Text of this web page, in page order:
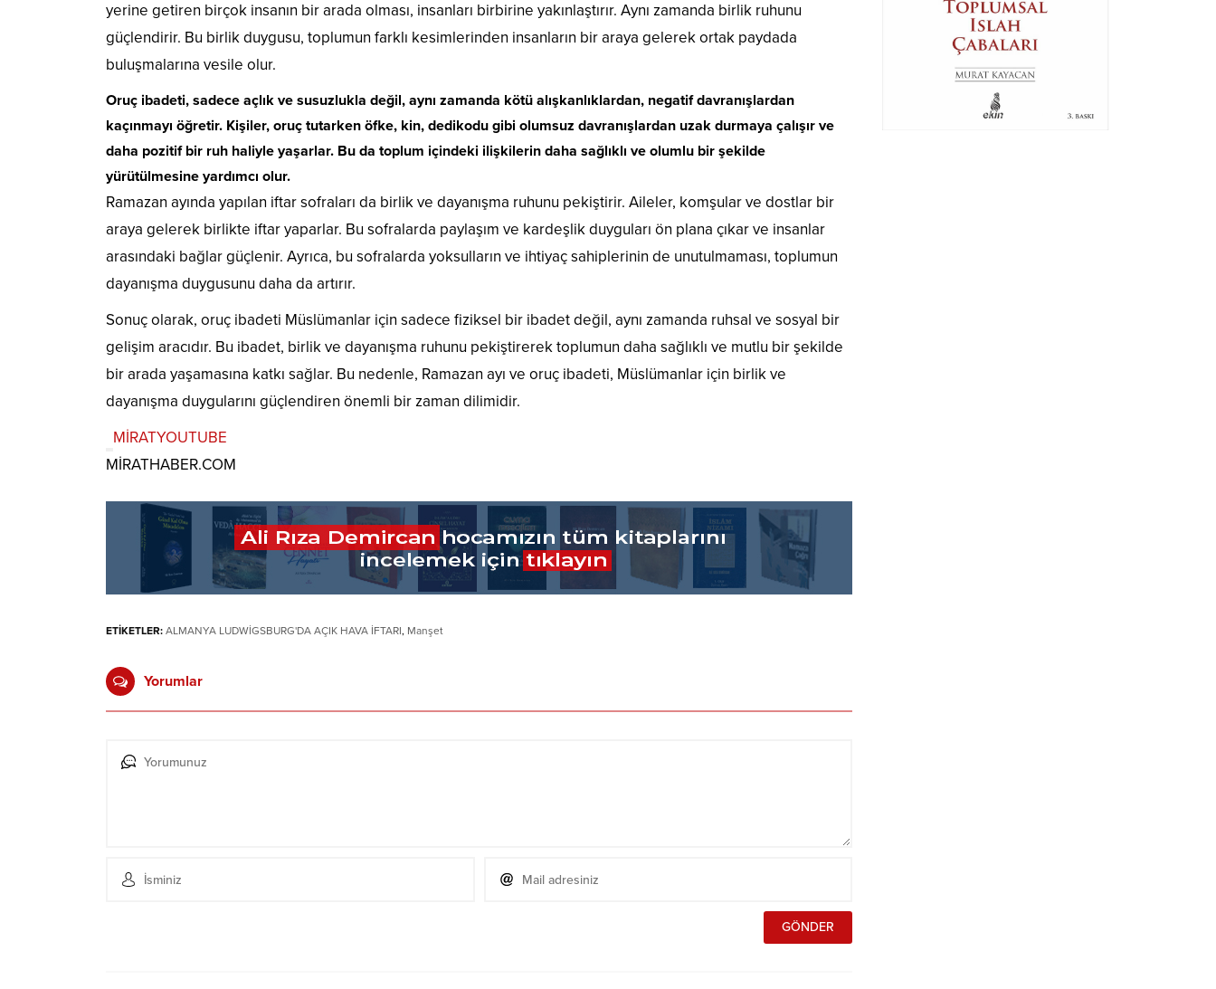
yerine getiren birçok insanın bir arada olması, insanları birbirine yakınlaştırır. Aynı zamanda birlik ruhunu
güçlendirir. Bu birlik duygusu, toplumun farklı kesimlerinden insanların bir araya gelerek ortak paydada
buluşmalarına vesile olur.
Oruç ibadeti, sadece açlık ve susuzlukla değil, aynı zamanda kötü alışkanlıklardan, negatif davranışlardan
kaçınmayı öğretir. Kişiler, oruç tutarken öfke, kin, dedikodu gibi olumsuz davranışlardan uzak durmaya çalışır ve
daha pozitif bir ruh haliyle yaşarlar. Bu da toplum içindeki ilişkilerin daha sağlıklı ve olumlu bir şekilde
yürütülmesine yardımcı olur.
Ramazan ayında yapılan iftar sofraları da birlik ve dayanışma ruhunu pekiştirir. Aileler, komşular ve dostlar bir
araya gelerek birlikte iftar yaparlar. Bu sofralarda paylaşım ve kardeşlik duyguları ön plana çıkar ve insanlar
arasındaki bağlar güçlenir. Ayrıca, bu sofralarda yoksulların ve ihtiyaç sahiplerinin de unutulmaması, toplumun
dayanışma duygusunu daha da artırır.
Sonuç olarak, oruç ibadeti Müslümanlar için sadece fiziksel bir ibadet değil, aynı zamanda ruhsal ve sosyal bir
gelişim aracıdır. Bu ibadet, birlik ve dayanışma ruhunu pekiştirerek toplumun daha sağlıklı ve mutlu bir şekilde
bir arada yaşamasına katkı sağlar. Bu nedenle, Ramazan ayı ve oruç ibadeti, Müslümanlar için birlik ve
dayanışma duygularını güçlendiren önemli bir zaman dilimidir.
MİRATYOUTUBE
MİRATHABER.COM
ETİKETLER: ALMANYA LUDWİGSBURG'DA AÇIK HAVA İFTARI, Manşet
Yorumlar